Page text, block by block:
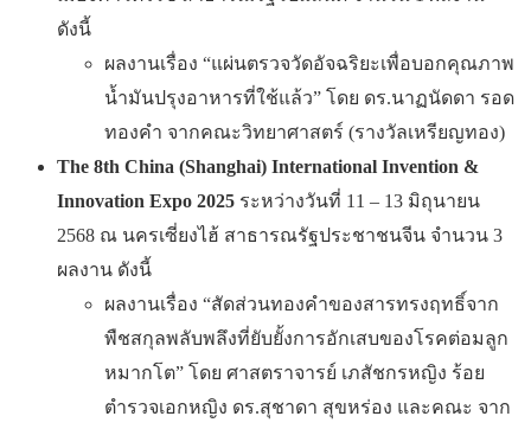
ดังนี้
ผลงานเรื่อง “แผ่นตรวจวัดอัจฉริยะเพื่อบอกคุณภาพ
น้ำมันปรุงอาหารที่ใช้แล้ว” โดย ดร.นาฏนัดดา รอด
ทองคำ จากคณะวิทยาศาสตร์ (รางวัลเหรียญทอง)
The 8th China (Shanghai) International Invention &
Innovation Expo 2025 ระหว่างวันที่ 11 – 13 มิถุนายน
2568 ณ นครเซี่ยงไฮ้ สาธารณรัฐประชาชนจีน จำนวน 3
ผลงาน ดังนี้
ผลงานเรื่อง “สัดส่วนทองคำของสารทรงฤทธิ์จาก
พืชสกุลพลับพลึงที่ยับยั้งการอักเสบของโรคต่อมลูก
หมากโต” โดย ศาสตราจารย์ เภสัชกรหญิง ร้อย
ตำรวจเอกหญิง ดร.สุชาดา สุขหร่อง และคณะ จาก